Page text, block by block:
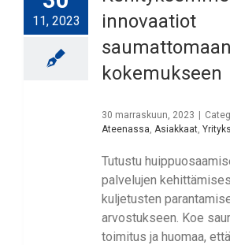
11, 2023
innovaatiot
saumattomaan
kokemukseen
30 marraskuun, 2023 |
Ateenassa Asiakkaat
Tutustu
palvelujen
kuljetusten
arvostukseen. Koe
toimitus ja huomaa, että